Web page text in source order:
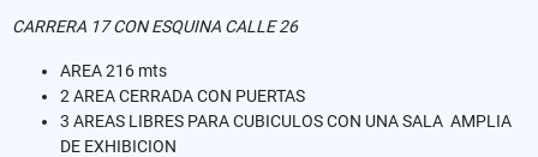
CARRERA 17 CON ESQUINA CALLE 26
AREA 216 mts
2 AREA CERRADA CON PUERTAS
3 AREAS LIBRES PARA CUBICULOS CON UNA SALA AMPLIA
DE EXHIBICION